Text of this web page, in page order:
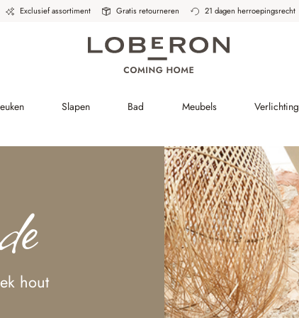
Exclusief assortiment Gratis retourneren 21 dagen herroepingsrecht
Slapen Bad Meubels Verlichting
hout